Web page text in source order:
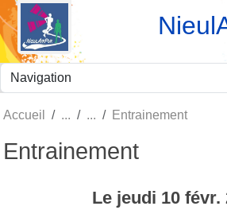
Accueil Entrainement
Entrainement
Le jeudi 10 févr.
Panneau de gestion des cookies